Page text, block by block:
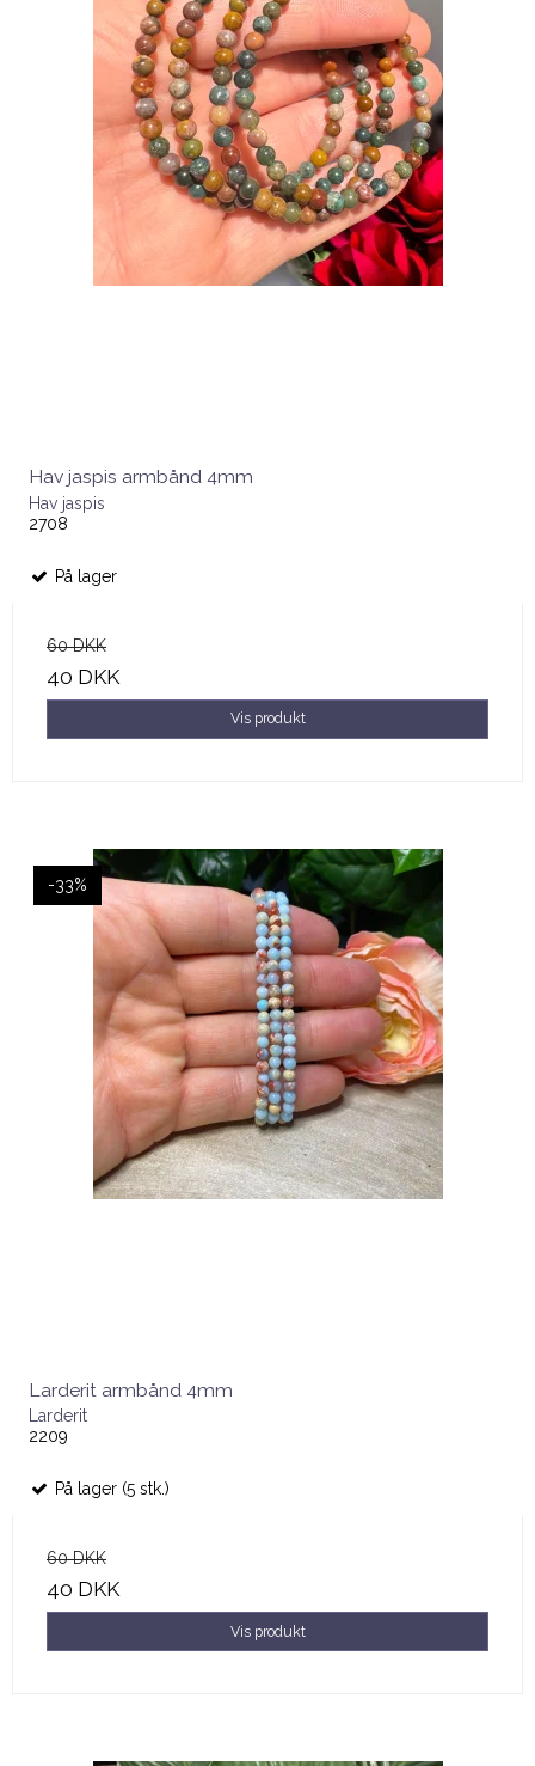
Hav jaspis armbånd 4mm
Hav jaspis
2708
På lager
60 DKK
40 DKK
Vis produkt
-33%
Larderit armbånd 4mm
Larderit
2209
På lager (5 stk.)
60 DKK
40 DKK
Vis produkt